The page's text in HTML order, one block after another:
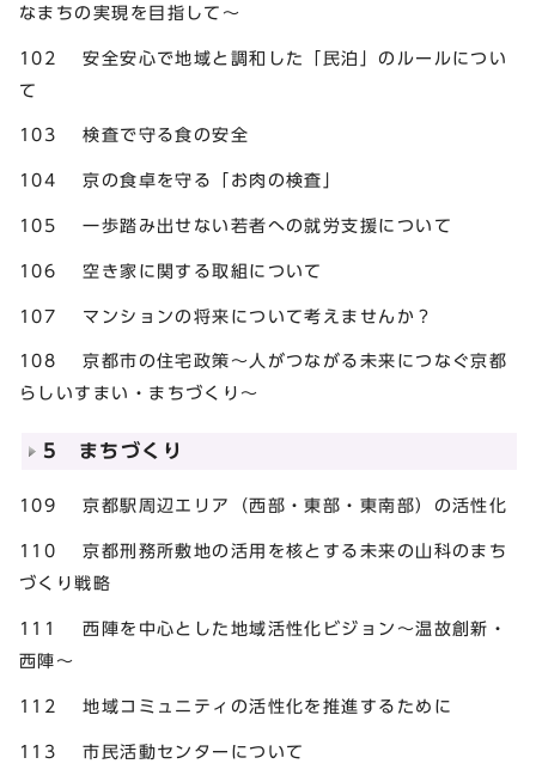
なまちの実現を目指して～
102 安全安心で地域と調和した「民泊」のルールについ
て
103 検査で守る食の安全
104 京の食卓を守る「お肉の検査」
105 一歩踏み出せない若者への就労支援について
106 空き家に関する取組について
107 マンションの将来について考えませんか？
108 京都市の住宅政策～人がつながる未来につなぐ京都
らしいすまい・まちづくり～
5 まちづくり
109 京都駅周辺エリア（西部・東部・東南部）の活性化
110 京都刑務所敷地の活用を核とする未来の山科のまち
づくり戦略
111 西陣を中心とした地域活性化ビジョン～温故創新・
西陣～
112 地域コミュニティの活性化を推進するために
113 市民活動センターについて